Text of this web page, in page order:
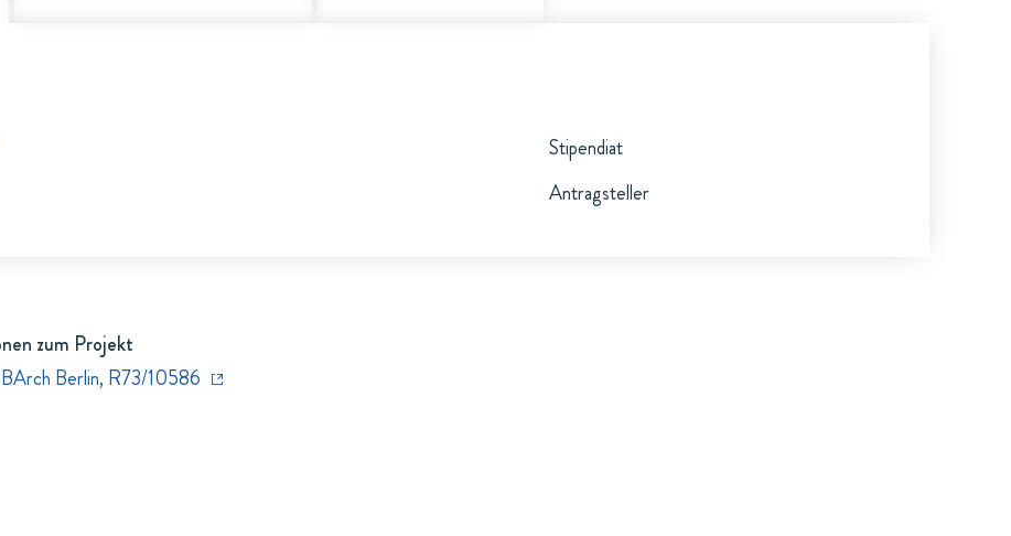
Stipendiat
Antragsteller
zum Projekt
BArch Berlin, R73/10586